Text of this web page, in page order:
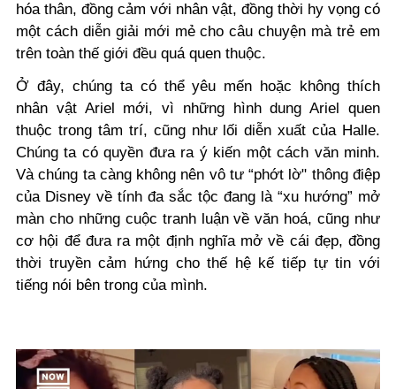
hóa thân, đồng cảm với nhân vật, đồng thời hy vọng có
một cách diễn giải mới mẻ cho câu chuyện mà trẻ em
trên toàn thế giới đều quá quen thuộc.
Ở đây, chúng ta có thể yêu mến hoặc không thích
nhân vật Ariel mới, vì những hình dung Ariel quen
thuộc trong tâm trí, cũng như lối diễn xuất của Halle.
Chúng ta có quyền đưa ra ý kiến một cách văn minh.
Và chúng ta càng không nên vô tư “phớt lờ" thông điệp
của Disney về tính đa sắc tộc đang là “xu hướng” mở
màn cho những cuộc tranh luận về văn hoá, cũng như
cơ hội để đưa ra một định nghĩa mở về cái đẹp, đồng
thời truyền cảm hứng cho thế hệ kế tiếp tự tin với
tiếng nói bên trong của mình.